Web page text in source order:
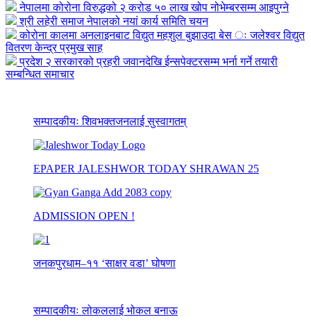
नेपालमा कोरोना विरुद्धको २ करोड ५० लाख खोप नोभेम्बरसम्म आइपुग्ने
श्री लहेरी समाज नेपालको नयां कार्य समिति चयन
कोरोना कालमा अनलाइनबाट विद्युत महशुल बुझाउदा बेस ः जलेश्वर विद्युत
वितरण केन्द्र प्रमुख साह
प्रदेश २ सरकारको प्रहरी जवानदेखि ईन्सपेक्टरसम्म भर्ना गर्ने तयारी
सम्बन्धित समाचार
सम्पादकीयः शिवभक्तजनलाई सुस्वागतम्
EPAPER JALESHWOR TODAY SHRAWAN 25
ADMISSION OPEN !
जनकपुरधाम–११ ‘साक्षर वडा’ घोषणा
सम्पादकीयः लोकललाई भोकल बनाऊ